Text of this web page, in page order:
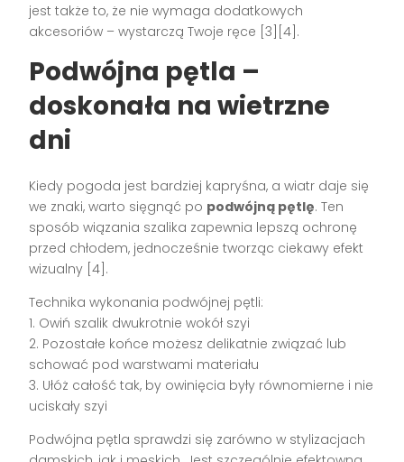
jest także to, że nie wymaga dodatkowych
akcesoriów – wystarczą Twoje ręce [3][4].
Podwójna pętla –
doskonała na wietrzne
dni
Kiedy pogoda jest bardziej kapryśna, a wiatr daje się
we znaki, warto sięgnąć po podwójną pętlę. Ten
sposób wiązania szalika zapewnia lepszą ochronę
przed chłodem, jednocześnie tworząc ciekawy efekt
wizualny [4].
Technika wykonania podwójnej pętli:
1. Owiń szalik dwukrotnie wokół szyi
2. Pozostałe końce możesz delikatnie związać lub
schować pod warstwami materiału
3. Ułóż całość tak, by owinięcia były równomierne i nie
uciskały szyi
Podwójna pętla sprawdzi się zarówno w stylizacjach